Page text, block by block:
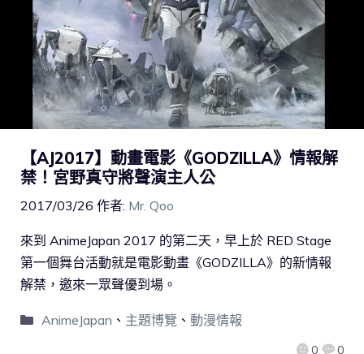
【AJ2017】動畫電影《GODZILLA》情報解
禁！宮野真守將聲演主人公
2017/03/26 作者: Mr. Qoo
0 0
來到 AnimeJapan 2017 的第二天，早上於 RED Stage
第一個舞台活動就是電影動畫《GODZILLA》的新情報
解禁，邀來一眾聲優到場。
AnimeJapan 、 主題博覽 、 動漫情報